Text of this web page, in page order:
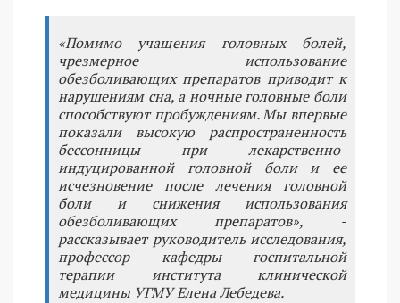
«Помимо учащения головных болей,
чрезмерное использование
обезболивающих препаратов приводит к
нарушениям сна, а ночные головные боли
способствуют пробуждениям. Мы впервые
показали высокую распространенность
бессонницы при лекарственно-
индуцированной головной боли и ее
исчезновение после лечения головной
боли и снижения использования
обезболивающих препаратов», -
рассказывает руководитель исследования,
профессор кафедры госпитальной
терапии института клинической
медицины УГМУ Елена Лебедева.